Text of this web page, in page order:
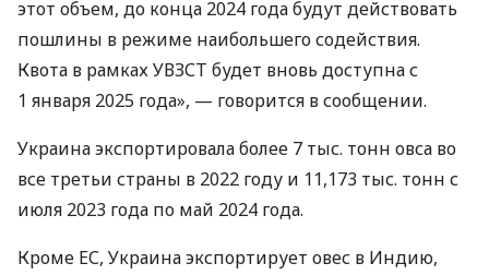
этот объем, до конца 2024 года будут действовать
пошлины в режиме наибольшего содействия.
Квота в рамках УВЗСТ будет вновь доступна с
1 января 2025 года», — говорится в сообщении.
Украина экспортировала более 7 тыс. тонн овса во
все третьи страны в 2022 году и 11,173 тыс. тонн с
июля 2023 года по май 2024 года.
Кроме ЕС, Украина экспортирует овес в Индию,